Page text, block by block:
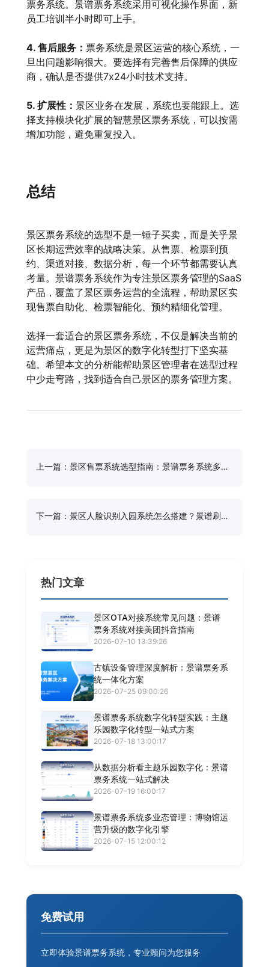
票务系统。景谱票务系统采用可视化操作界面，新
员工培训半小时即可上手。
4. 售后服务： 票务系统是景区运营的核心系统，一
旦出问题影响很大。要选择有完善售后保障的供应
商，确认是否提供7x24小时技术支持。
5. 扩展性： 景区业务在发展，系统也要能跟上。选
择支持模块化扩展的智慧景区票务系统，可以按需
增加功能，避免重复投入。
总结
景区票务系统的选型不是一锤子买卖，而是关乎景
区长期运营效率的战略决策。从售票、检票到预
约、渠道对接、数据分析，每一个环节都需要认真
考量。景谱票务系统作为专注景区票务管理的SaaS
产品，覆盖了景区票务运营的全流程，帮助景区实
现售票自助化、检票智能化、预约精细化管理。
选择一套适合的景区票务系统，不仅是解决当前的
运营痛点，更是为景区的数字化转型打下坚实基
础。希望本文的分析能帮助景区管理者在选型过程
中少走弯路，找到适合自己景区的票务管理方案。
上一篇：景区售票系统选型指南：景谱票务系统多场
下一篇：景区人脸识别入园系统怎么搭建？景谱刷脸
热门文章
景区OTA对接系统常见问题：景谱
票务系统对接美团抖音指南
2026-07-10 13:39:26
古镇设备管理深度解析：景谱票务系
统一体化方案
2026-07-25 09:00:26
景谱票务系统数字化转型实践：主题
乐园数字化转型一站式方案
2026-07-18 13:00:17
从数据分析看主题乐园数字化：景谱
票务系统一站式解决
2026-07-19 16:00:17
景谱票务系统多业态管理：博物馆运
营升级的数字化引擎
2026-07-15 12:00:12
免费试用
立即体验景谱票务系统，专业顾问为您服务